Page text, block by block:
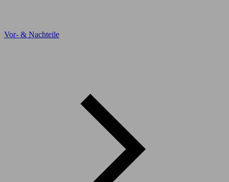
Vor- & Nachteile